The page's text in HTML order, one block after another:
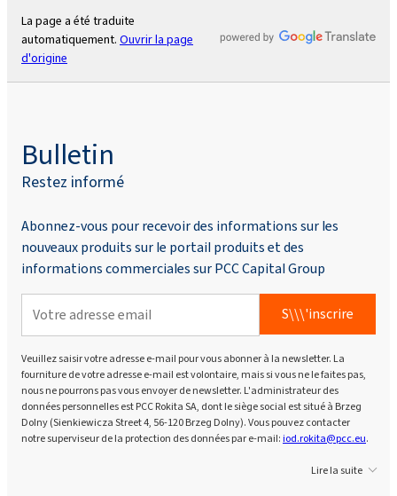
La page a été traduite
automatiquement. Ouvrir la page
d'origine
Bulletin
Restez informé
Abonnez-vous pour recevoir des informations sur les
nouveaux produits sur le portail produits et des
informations commerciales sur PCC Capital Group
S\\\'inscrire
Veuillez saisir votre adresse e-mail pour vous abonner à la newsletter. La
fourniture de votre adresse e-mail est volontaire, mais si vous ne le faites pas,
nous ne pourrons pas vous envoyer de newsletter. L'administrateur des
données personnelles est PCC Rokita SA, dont le siège social est situé à Brzeg
Dolny (Sienkiewicza Street 4, 56-120 Brzeg Dolny). Vous pouvez contacter
notre superviseur de la protection des données par e-mail:iod.rokita@pcc.eu.
Lire la suite